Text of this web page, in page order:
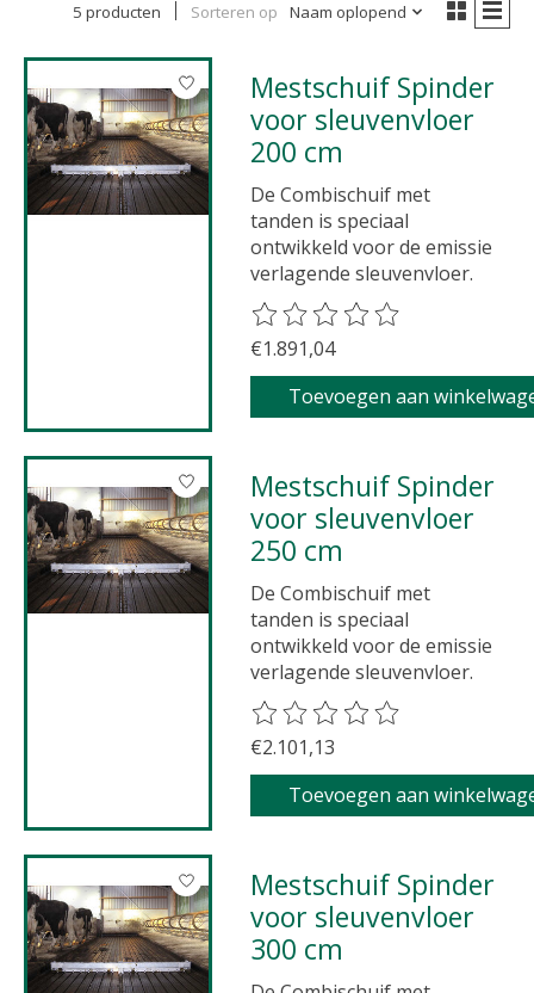
5 producten Sorteren op Naam oplopend
Mestschuif Spinder
voor sleuvenvloer
200 cm
De Combischuif met
tanden is speciaal
ontwikkeld voor de emissie
verlagende sleuvenvloer.
De beoordeling van dit
€1.891,04
Toevoegen aan
Mestschuif Spinder
voor sleuvenvloer
250 cm
De Combischuif met
tanden is speciaal
ontwikkeld voor de emissie
verlagende sleuvenvloer.
De beoordeling van dit
€2.101,13
Toevoegen aan
Mestschuif Spinder
voor sleuvenvloer
300 cm